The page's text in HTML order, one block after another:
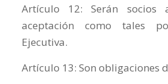
Artículo 12: Serán
aceptación como tales
Ejecutiva.
Artículo 13: Son obligaciones